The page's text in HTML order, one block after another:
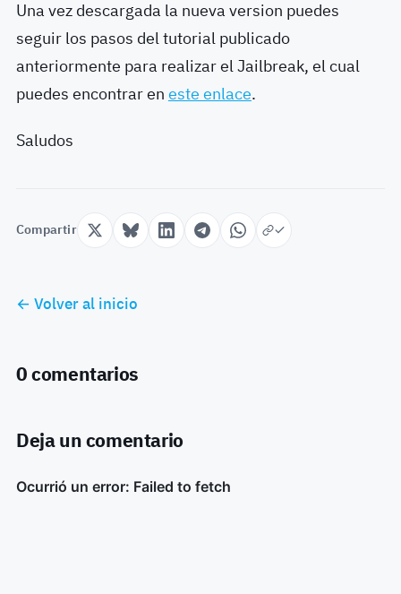
Una vez descargada la nueva version puedes
seguir los pasos del tutorial publicado
anteriormente para realizar el Jailbreak, el cual
puedes encontrar en este enlace.
Saludos
Compartir
← Volver al inicio
0 comentarios
Deja un comentario